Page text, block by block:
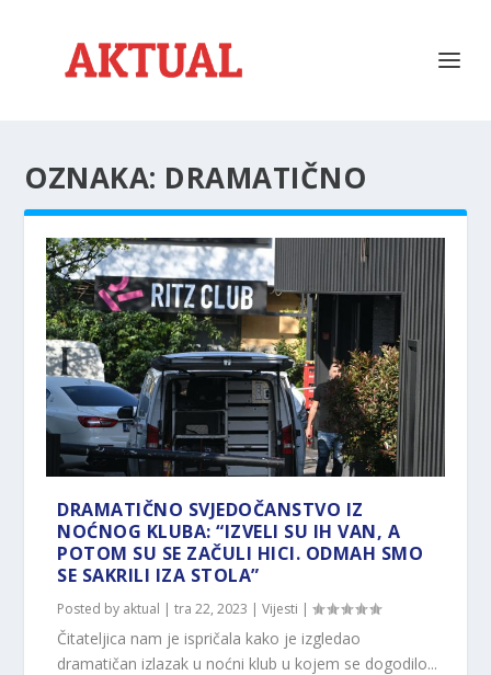
OZNAKA: DRAMATIČNO
DRAMATIČNO SVJEDOČANSTVO IZ
NOĆNOG KLUBA: “IZVELI SU IH VAN, A
POTOM SU SE ZAČULI HICI. ODMAH SMO
SE SAKRILI IZA STOLA”
Posted by aktual |tra 22, 2023 |Vijesti |
Čitateljica nam je ispričala kako je izgledao
dramatičan izlazak u noćni klub u kojem se dogodilo...